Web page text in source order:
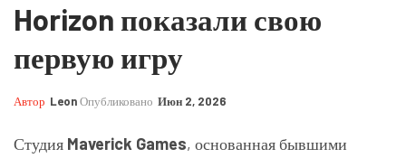
Horizon показали свою
первую игру
Автор LeonОпубликовано Июн 2, 2026
Студия Maverick Games, основанная бывшими